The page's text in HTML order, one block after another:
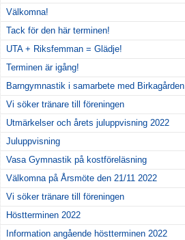
Välkomna!
Tack för den här terminen!
UTA + Riksfemman = Glädje!
Terminen är igång!
Barngymnastik i samarbete med Birkagården
Vi söker tränare till föreningen
Utmärkelser och årets juluppvisning 2022
Juluppvisning
Vasa Gymnastik på kostföreläsning
Välkomna på Årsmöte den 21/11 2022
Vi söker tränare till föreningen
Höstterminen 2022
Information angående höstterminen 2022